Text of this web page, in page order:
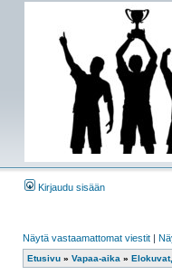
Kirjaudu sisään
Näytä vastaamattomat viestit |
Etusivu » Vapaa-aika »